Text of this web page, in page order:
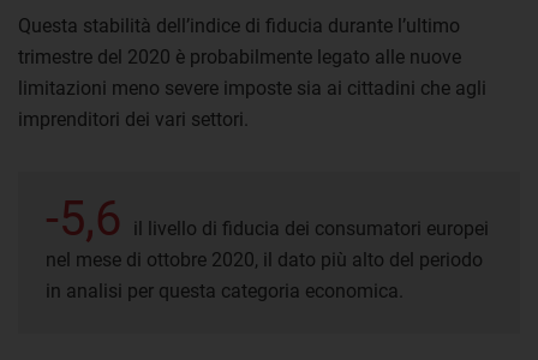
Questa stabilità dell’indice di fiducia durante l’ultimo
trimestre del 2020 è probabilmente legato alle nuove
limitazioni meno severe imposte sia ai cittadini che agli
imprenditori dei vari settori.
-5,6
il livello di fiducia dei consumatori europei
nel mese di ottobre 2020, il dato più alto del periodo
in analisi per questa categoria economica.